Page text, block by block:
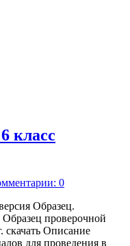
класс
0
Образец.
проверочной
скачать Описание
для проведения в